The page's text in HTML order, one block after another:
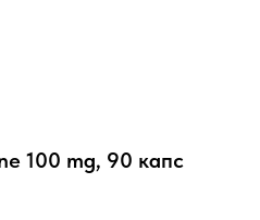
100 mg, 90 капс